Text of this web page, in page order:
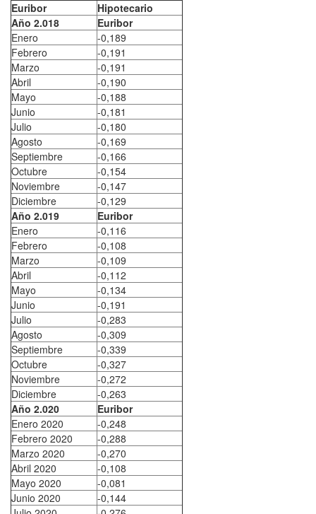
Euribor
Hipotecario
Año 2.018
Euribor
Enero
-0,189
Febrero
-0,191
Marzo
-0,191
Abril
-0,190
Mayo
-0,188
Junio
-0,181
Julio
-0,180
Agosto
-0,169
Septiembre
-0,166
Octubre
-0,154
Noviembre
-0,147
Diciembre
-0,129
Año 2.019
Euribor
Enero
-0,116
Febrero
-0,108
Marzo
-0,109
Abril
-0,112
Mayo
-0,134
Junio
-0,191
Julio
-0,283
Agosto
-0,309
Septiembre
-0,339
Octubre
-0,327
Noviembre
-0,272
Diciembre
-0,263
Año 2.020
Euribor
Enero 2020
-0,248
Febrero 2020
-0,288
Marzo 2020
-0,270
Abril 2020
-0,108
Mayo 2020
-0,081
Junio 2020
-0,144